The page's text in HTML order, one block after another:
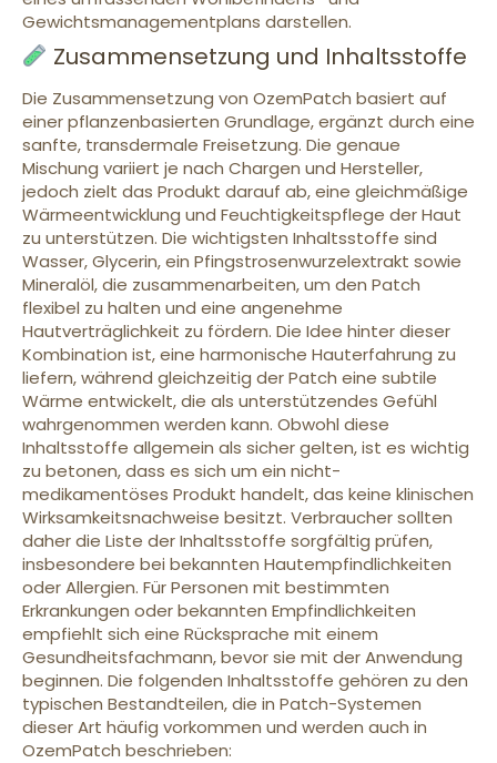
Gewichtsmanagementplans darstellen.
Zusammensetzung und Inhaltsstoffe
Die Zusammensetzung von OzemPatch basiert auf
einer pflanzenbasierten Grundlage, ergänzt durch eine
sanfte, transdermale Freisetzung. Die genaue
Mischung variiert je nach Chargen und Hersteller,
jedoch zielt das Produkt darauf ab, eine gleichmäßige
Wärmeentwicklung und Feuchtigkeitspflege der Haut
zu unterstützen. Die wichtigsten Inhaltsstoffe sind
Wasser, Glycerin, ein Pfingstrosenwurzelextrakt sowie
Mineralöl, die zusammenarbeiten, um den Patch
flexibel zu halten und eine angenehme
Hautverträglichkeit zu fördern. Die Idee hinter dieser
Kombination ist, eine harmonische Hauterfahrung zu
liefern, während gleichzeitig der Patch eine subtile
Wärme entwickelt, die als unterstützendes Gefühl
wahrgenommen werden kann. Obwohl diese
Inhaltsstoffe allgemein als sicher gelten, ist es wichtig
zu betonen, dass es sich um ein nicht-
medikamentöses Produkt handelt, das keine klinischen
Wirksamkeitsnachweise besitzt. Verbraucher sollten
daher die Liste der Inhaltsstoffe sorgfältig prüfen,
insbesondere bei bekannten Hautempfindlichkeiten
oder Allergien. Für Personen mit bestimmten
Erkrankungen oder bekannten Empfindlichkeiten
empfiehlt sich eine Rücksprache mit einem
Gesundheitsfachmann, bevor sie mit der Anwendung
beginnen. Die folgenden Inhaltsstoffe gehören zu den
typischen Bestandteilen, die in Patch-Systemen
dieser Art häufig vorkommen und werden auch in
OzemPatch beschrieben: